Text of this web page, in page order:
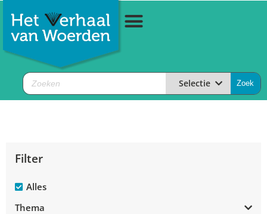
Selectie
Filter
Alles
Thema